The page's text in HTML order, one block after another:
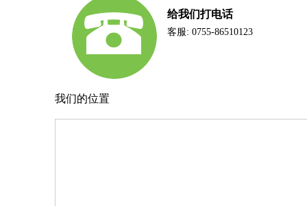
给我们打电话
客服: 0755-86510123
我们的位置